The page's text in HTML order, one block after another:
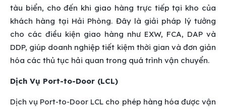
tàu biển, cho đến khi giao hàng trực tiếp tại kho của
khách hàng tại Hải Phòng. Đây là giải pháp lý tưởng
cho các điều kiện giao hàng như EXW, FCA, DAP và
DDP, giúp doanh nghiệp tiết kiệm thời gian và đơn giản
hóa các thủ tục hải quan trong quá trình vận chuyển.
Dịch Vụ Port-to-Door (LCL)
Dịch vụ Port-to-Door LCL cho phép hàng hóa được vận